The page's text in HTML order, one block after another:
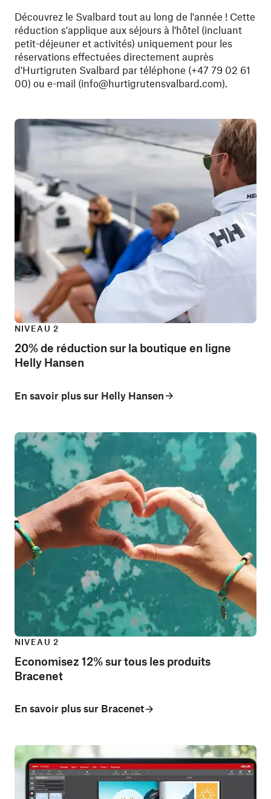
Découvrez le Svalbard tout au long de l'année ! Cette
réduction s'applique aux séjours à l'hôtel (incluant
petit-déjeuner et activités) uniquement pour les
réservations effectuées directement auprès
d'Hurtigruten Svalbard par téléphone (+47 79 02 61
00) ou e-mail (info@hurtigrutensvalbard.com).
NIVEAU 2
20% de réduction sur la boutique en ligne
Helly Hansen
En savoir plus sur Helly Hansen
NIVEAU 2
Economisez 12% sur tous les produits
Bracenet
En savoir plus sur Bracenet